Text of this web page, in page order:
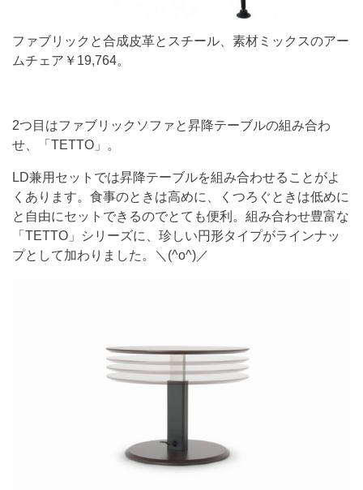
ファブリックと合成皮革とスチール、素材ミックスのアー
ムチェア￥19,764。
2つ目はファブリックソファと昇降テーブルの組み合わ
せ、「TETTO」。
LD兼用セットでは昇降テーブルを組み合わせることがよ
くあります。食事のときは高めに、くつろぐときは低めに
と自由にセットできるのでとても便利。組み合わせ豊富な
「TETTO」シリーズに、珍しい円形タイプがラインナッ
プとして加わりました。＼(^o^)／